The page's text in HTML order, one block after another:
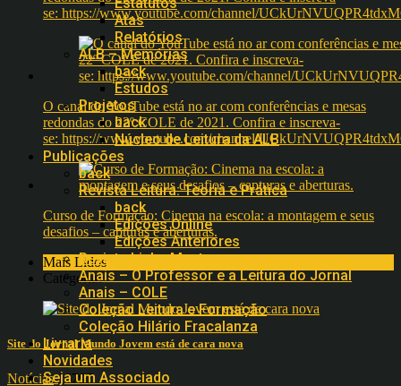
Atas
Relatórios
ALB – Memórias
back
Estudos
Projetos
back
Núcleo de Leitura da ALB
Publicações
back
Revista Leitura: Teoria e Prática
back
Edições Online
Edições Anteriores
Revista Linha Mestra
Anais – O Professor e a Leitura do Jornal
Anais – COLE
Coleção Leitura e Formação
Coleção Hilário Fracalanza
Livraria
Novidades
Seja um Associado
se: https://www.youtube.com/channel/
O canal do YouTube está no ar com conferências e mesas
redondas do 22º COLE de 2021. Confira e inscreva-
se: https://www.youtube.com/channel/
Curso de Formação: Cinema na escola: a montagem e seus
desafios – capturas e aberturas.
Mais Lidos
Categorias
Site do Jornal Mundo Jovem está de cara nova
Notícias 16797